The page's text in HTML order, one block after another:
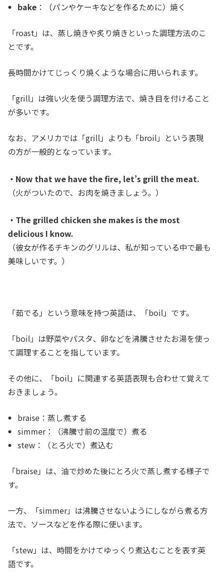
bake ：（パンやケーキなどを作るために）焼く
「roast」は、蒸し焼きや炙り焼きといった調理方法のこ
とです。
長時間かけてじっくり焼くような場合に用いられます。
「grill」は強い火を使う調理方法で、焼き目を付けること
が多いです。
なお、アメリカでは「grill」よりも「broil」という表現
の方が一般的となっています。
・Now that we have the fire, let’s grill the meat.
（火がついたので、お肉を焼きましょう。）
・The grilled chicken she makes is the most
delicious I know.
（彼女が作るチキンのグリルは、私が知っている中で最も
美味しいです。）
「茹でる」という意味を持つ英語は、「boil」です。
「boil」は野菜やパスタ、卵などを沸騰させたお湯を使っ
て調理することを指しています。
その他に、「boil」に関連する英語表現も合わせて覚えて
おきましょう。
braise：蒸し煮する
simmer：（沸騰寸前の温度で）煮る
stew：（とろ火で）煮込む
「braise」は、油で炒めた後にとろ火で蒸し煮する様子で
す。
一方、「simmer」は沸騰させないようにしながら煮る方
法で、ソースなどを作る際に使います。
「stew」は、時間をかけてゆっくり煮込むことを表す英
語です。